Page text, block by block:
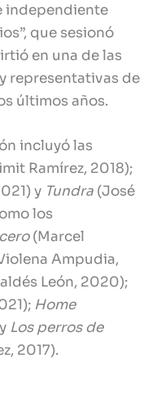
independiente
que sesionó
en una de las
representativas de
últimos años.
incluyó las
Ramírez, 2018);
y Tundra (José
los
(Marcel
Ampudia,
León, 2020);
Home
Los perros de
2017).